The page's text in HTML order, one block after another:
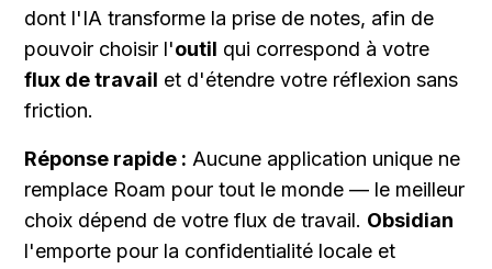
dont l'IA transforme la prise de notes, afin de
pouvoir choisir l'outil
flux de travail et d'étendre votre réflexion sans
friction.
Réponse rapide : Aucune application unique ne
remplace Roam pour tout le monde — le meilleur
choix dépend de votre flux de travail. Obsidian
l'emporte pour la confidentialité locale et